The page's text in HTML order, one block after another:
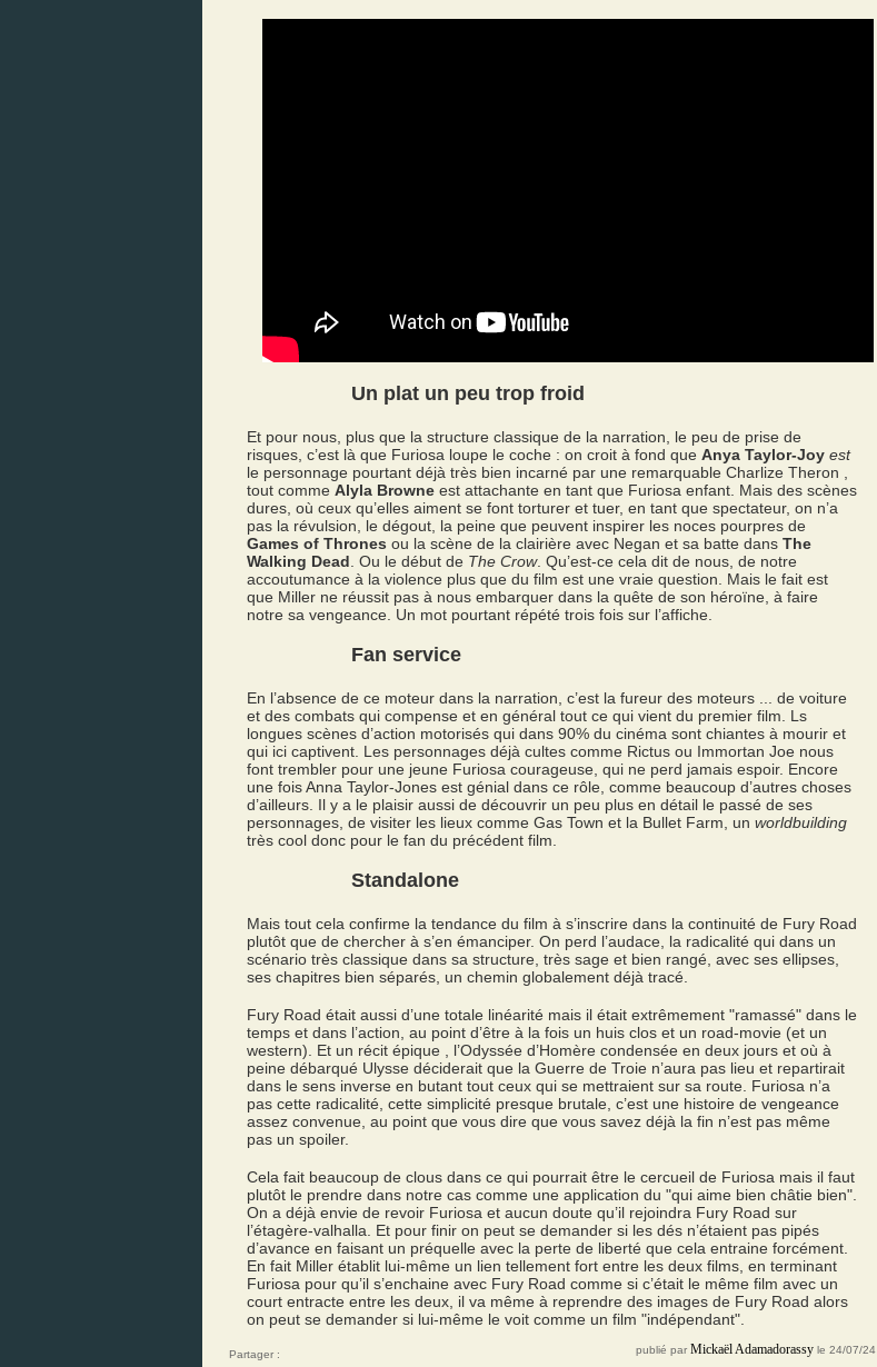
Un plat un peu trop froid
Et pour nous, plus que la structure classique de la narration, le peu de prise de
risques, c’est là que Furiosa loupe le coche : on croit à fond que Anya Taylor-Joy est
le personnage pourtant déjà très bien incarné par une remarquable Charlize Theron ,
tout comme Alyla Browne est attachante en tant que Furiosa enfant. Mais des scènes
dures, où ceux qu’elles aiment se font torturer et tuer, en tant que spectateur, on n’a
pas la révulsion, le dégout, la peine que peuvent inspirer les noces pourpres de
Games of Thrones ou la scène de la clairière avec Negan et sa batte dans The
Walking Dead. Ou le début de The Crow. Qu’est-ce cela dit de nous, de notre
accoutumance à la violence plus que du film est une vraie question. Mais le fait est
que Miller ne réussit pas à nous embarquer dans la quête de son héroïne, à faire
notre sa vengeance. Un mot pourtant répété trois fois sur l’affiche.
Fan service
En l’absence de ce moteur dans la narration, c’est la fureur des moteurs ... de voiture
et des combats qui compense et en général tout ce qui vient du premier film. Ls
longues scènes d’action motorisés qui dans 90% du cinéma sont chiantes à mourir et
qui ici captivent. Les personnages déjà cultes comme Rictus ou Immortan Joe nous
font trembler pour une jeune Furiosa courageuse, qui ne perd jamais espoir. Encore
une fois Anna Taylor-Jones est génial dans ce rôle, comme beaucoup d’autres choses
d’ailleurs. Il y a le plaisir aussi de découvrir un peu plus en détail le passé de ses
personnages, de visiter les lieux comme Gas Town et la Bullet Farm, un worldbuilding
très cool donc pour le fan du précédent film.
Standalone
Mais tout cela confirme la tendance du film à s’inscrire dans la continuité de Fury Road
plutôt que de chercher à s’en émanciper. On perd l’audace, la radicalité qui dans un
scénario très classique dans sa structure, très sage et bien rangé, avec ses ellipses,
ses chapitres bien séparés, un chemin globalement déjà tracé.
Fury Road était aussi d’une totale linéarité mais il était extrêmement "ramassé" dans le
temps et dans l’action, au point d’être à la fois un huis clos et un road-movie (et un
western). Et un récit épique , l’Odyssée d’Homère condensée en deux jours et où à
peine débarqué Ulysse déciderait que la Guerre de Troie n’aura pas lieu et repartirait
dans le sens inverse en butant tout ceux qui se mettraient sur sa route. Furiosa n’a
pas cette radicalité, cette simplicité presque brutale, c’est une histoire de vengeance
assez convenue, au point que vous dire que vous savez déjà la fin n’est pas même
pas un spoiler.
Cela fait beaucoup de clous dans ce qui pourrait être le cercueil de Furiosa mais il faut
plutôt le prendre dans notre cas comme une application du "qui aime bien châtie bien".
On a déjà envie de revoir Furiosa et aucun doute qu’il rejoindra Fury Road sur
l’étagère-valhalla. Et pour finir on peut se demander si les dés n’étaient pas pipés
d’avance en faisant un préquelle avec la perte de liberté que cela entraine forcément.
En fait Miller établit lui-même un lien tellement fort entre les deux films, en terminant
Furiosa pour qu’il s’enchaine avec Fury Road comme si c’était le même film avec un
court entracte entre les deux, il va même à reprendre des images de Fury Road alors
on peut se demander si lui-même le voit comme un film "indépendant".
Partager : publié par Mickaël Adamadorassy le 24/07/24